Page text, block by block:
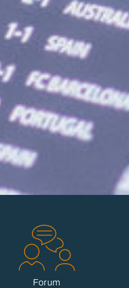
Forum